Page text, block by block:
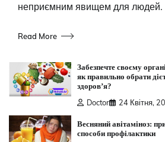
неприємним явищем для людей.
Read More
Забезпечте своєму
як правильно обрати
здоров’я?
Doctor 24 Квітня,
Весняний авітаміноз:
способи профілактики